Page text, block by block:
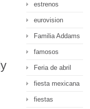
estrenos
eurovision
Familia Addams
famosos
Feria de abril
fiesta mexicana
fiestas